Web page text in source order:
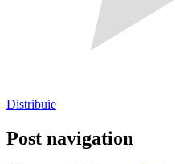
Distribuie
Post navigation